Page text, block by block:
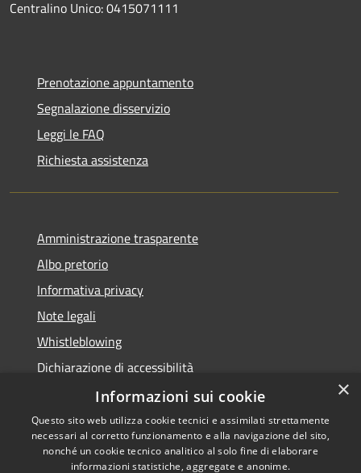
Centralino Unico: 0415071111
Prenotazione appuntamento
Segnalazione disservizio
Leggi le FAQ
Richiesta assistenza
Amministrazione trasparente
Albo pretorio
Informativa privacy
Note legali
Whistleblowing
Dichiarazione di accessibilità
Obiettivi di accessibilità
×
Informazioni sui cookie
Questo sito web utilizza cookie tecnici e assimilati strettamente
necessari al corretto funzionamento e alla navigazione del sito,
nonché un cookie tecnico analitico al solo fine di elaborare
informazioni statistiche, aggregate e anonime.